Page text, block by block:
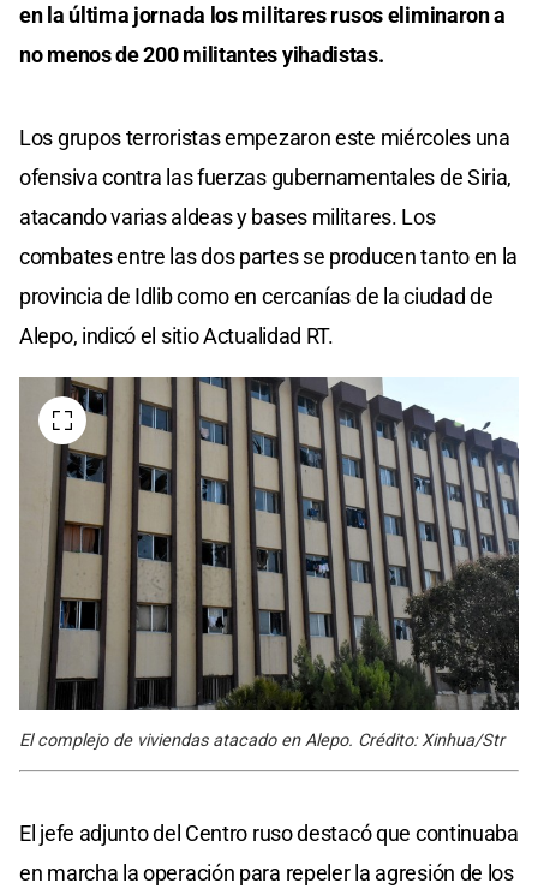
en la última jornada los militares rusos eliminaron a
no menos de 200 militantes yihadistas.
Los grupos terroristas empezaron este miércoles una
ofensiva contra las fuerzas gubernamentales de Siria,
atacando varias aldeas y bases militares. Los
combates entre las dos partes se producen tanto en la
provincia de Idlib como en cercanías de la ciudad de
Alepo, indicó el sitio Actualidad RT.
El complejo de viviendas atacado en Alepo. Crédito: Xinhua/Str
El jefe adjunto del Centro ruso destacó que continuaba
en marcha la operación para repeler la agresión de los